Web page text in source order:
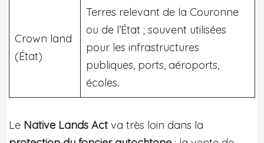
Crown land
(État)
Terres relevant de la Couronne
ou de l’État ; souvent utilisées
pour les infrastructures
publiques, ports, aéroports,
écoles.
Le Native Lands Actva très loin dans la